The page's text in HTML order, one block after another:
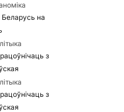
Беларусь на
з
з